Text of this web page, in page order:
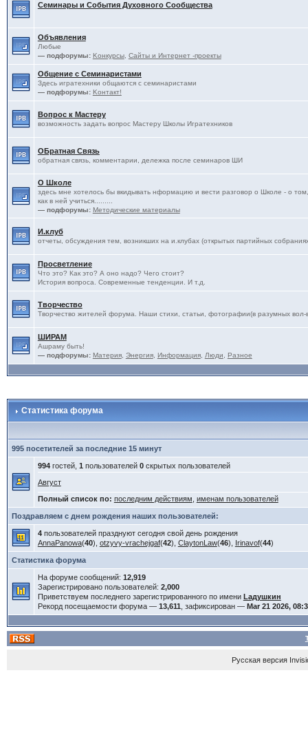
Семинары и События Духовного Сообщества
Объявления
Любые
— подфорумы: Kонкурсы, Сайты и Интернет -проекты
Общение с Семинаристами
Здесь игратехники общаются с семинаристами
— подфорумы: Kонтакт!
Вопрос к Мастеру
возможность задать вопрос Мастеру Школы Игратехников
ОБратная Связь
обратная связь, комментарии, дележка после семинаров ШИ
О Школе
здесь мне хотелось бы вкидывать нформацию и вести разговор о Школе - о
как в ней учиться.........
— подфорумы: Методические материалы
И.клуб
отчеты, обсуждения тем, возникших на и.клубах (открытых партийных
Просветление
Что это? Как это? А оно надо? Чего стоит?
История вопроса. Современные тенденции. И т.д.
Творчество
Творчество жителей форума. Наши стихи, статьи, фотографии(в разумных вол-
ШИРАМ
Ашраму быть!
— подфорумы: Материя, Энергия, Информация, Люди Разное
Статистика форума
995 посетителей за последние 15 минут
994гостей, 1 пользователей 0скрытых пользователей
Август
Полный список по: последним действиям именам пользователей
Поздравляем с днем рождения наших пользователей:
4пользователей празднуют сегодня свой день рождения
AnnaPanowa(40), otzyvy-vrachejgaf(42), ClaytonLaw(46), Irinavof(44)
Статистика форума
На форуме сообщений: 12,919
Зарегистрировано пользователей: 2,000
Приветствуем последнего зарегистрированного по имени Lадушкин
Рекорд посещаемости форума — 13,611 , зафиксирован — Mar 21 2026,
Русская версия